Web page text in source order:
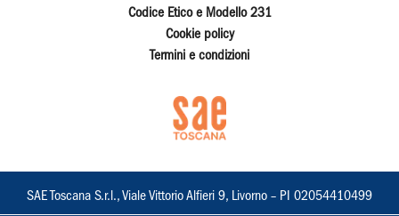
Codice Etico e Modello 231
Cookie policy
Termini e condizioni
SAE Toscana S.r.l., Viale Vittorio Alfieri 9, Livorno – PI 02054410499